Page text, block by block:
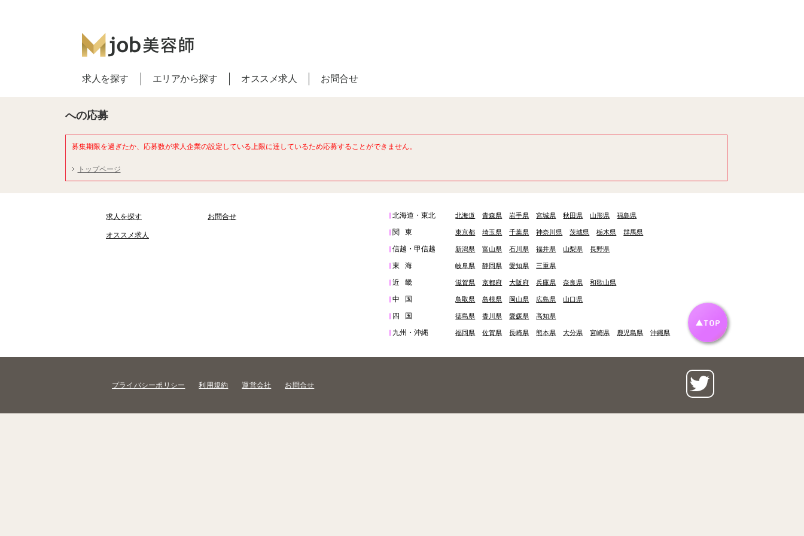
求人を探す エリアから探す オススメ求人 お問合せ
への応募
募集期限を過ぎたか、応募数が求人企業の設定している上限に達しているため応募することができません。
トップページ
求人を探す
オススメ求人
お問合せ 北海道・東北 北海道 青森県 岩手県 宮城県 秋田県 山形県 福島県
関東 東京都 埼玉県 千葉県 神奈川県 茨城県 栃木県 群馬県
信越・甲信越 新潟県 富山県 石川県 福井県 山梨県 長野県
東海 岐阜県 静岡県 愛知県 三重県
近畿 滋賀県 京都府 大阪府 兵庫県 奈良県 和歌山県
中国 鳥取県 島根県 岡山県 広島県 山口県
四国 徳島県 香川県 愛媛県 高知県
九州・沖縄 福岡県 佐賀県 長崎県 熊本県 大分県 宮崎県 鹿児島県 沖縄県
プライバシーポリシー 利用規約 運営会社 お問合せ